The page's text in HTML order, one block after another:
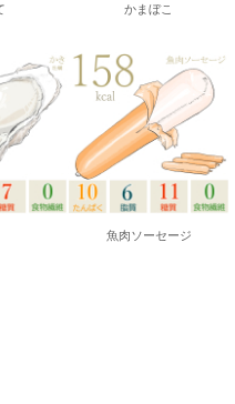
かまぼこ
魚肉ソーセージ